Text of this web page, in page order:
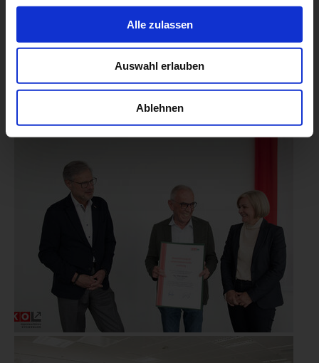
Alle zulassen
Auswahl erlauben
Ablehnen